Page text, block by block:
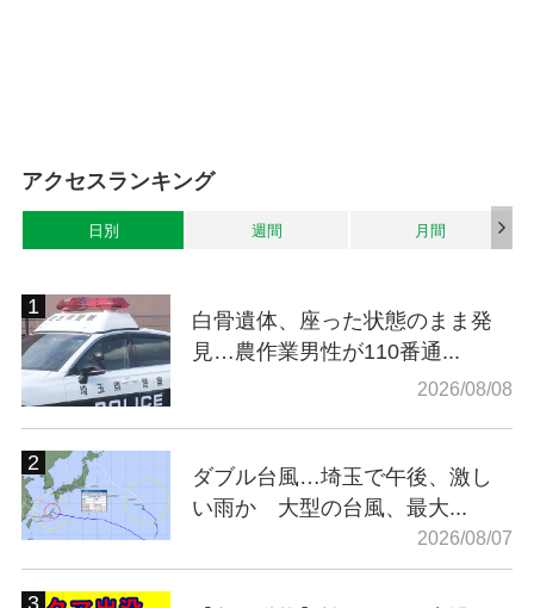
アクセスランキング
日別 週間 月間
白骨遺体、座った状態のまま発
見…農作業男性が110番通...
2026/08/08
ダブル台風…埼玉で午後、激し
い雨か 大型の台風、最大...
2026/08/07